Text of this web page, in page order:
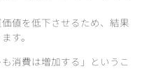
値を低下させるため、結果
す。
消費は増加する」というこ